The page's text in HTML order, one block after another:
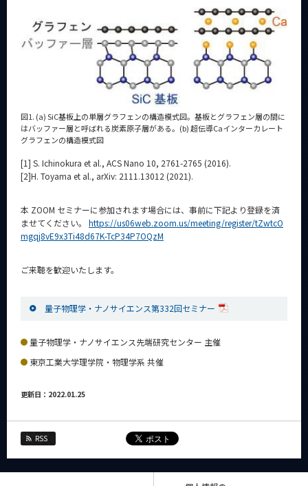
図1. (a) SiC基板上の単層グラフェンの構造模式図。基板とグラフェン層の間に
はバッファー層と呼ばれる炭素原子層がある。(b) 超伝導Caインターカレート
グラフェンの構造模式図
[1] S. Ichinokura et al., ACS Nano 10, 2761-2765 (2016).
[2]H. Toyama et al., arXiv: 2111.13012 (2021).
本 ZOOM セミナーに参加されます場合には、事前に下記より登録を済
ませてください。 https://us06web.zoom.us/meeting/register/tZwtcO
mgqj8vE9x3Ti48d67K-TcP34P7OQzM
ご来聴を歓迎いたします。
量子物理学・ナノサイエンス第332回セミナー
量子物理学・ナノサイエンス先端研究センター 主催
東京工業大学理学院・物理学系 共催
更新日：2022.01.25
RSS